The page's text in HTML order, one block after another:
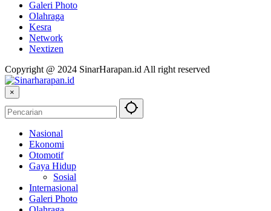
Galeri Photo
Olahraga
Kesra
Network
Nextizen
Copyright @ 2024 SinarHarapan.id All right reserved
×
Nasional
Ekonomi
Otomotif
Gaya Hidup
Sosial
Internasional
Galeri Photo